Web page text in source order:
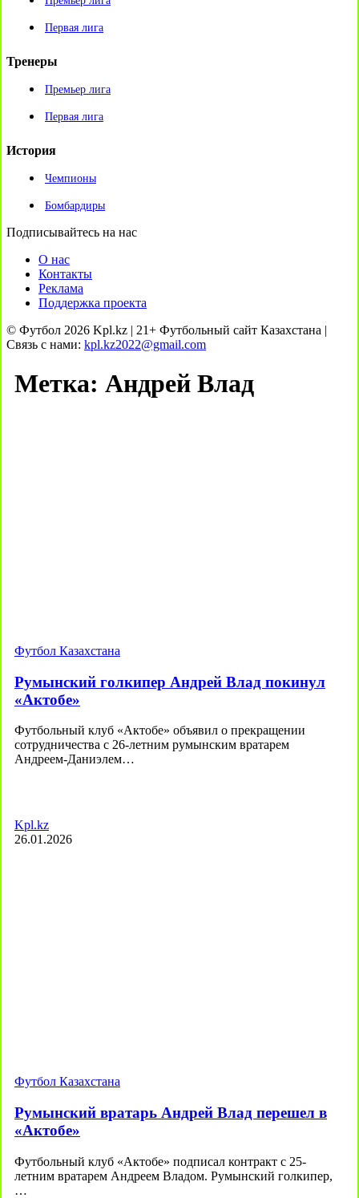
Первая лига
Тренеры
Премьер лига
Первая лига
История
Чемпионы
Бомбардиры
Подписывайтесь на нас
О нас
Контакты
Реклама
Поддержка проекта
© Футбол 2026 Kpl.kz | 21+ Футбольный сайт Казахстана |
Связь с нами: kpl.kz2022@gmail.com
Метка: Андрей Влад
Футбол Казахстана
Румынский голкипер Андрей Влад покинул
«Актобе»
Футбольный клуб «Актобе» объявил о прекращении
сотрудничества с 26-летним румынским вратарем
Андреем-Даниэлем…
Kpl.kz
26.01.2026
Футбол Казахстана
Румынский вратарь Андрей Влад перешел в
«Актобе»
Футбольный клуб «Актобе» подписал контракт с 25-
летним вратарем Андреем Владом. Румынский голкипер,
…